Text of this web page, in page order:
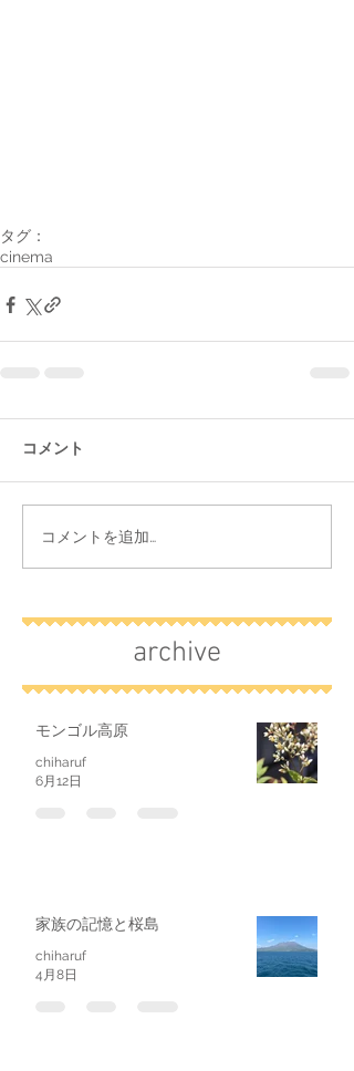
タグ：
cinema
コメント
コメントを追加…
archive
モンゴル高原
chiharuf
6月12日
家族の記憶と桜島
chiharuf
4月8日